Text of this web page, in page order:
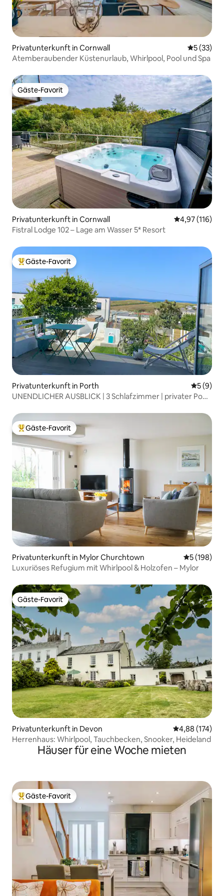
Privatunterkunft in Cornwall
5 (33)
Atemberaubender Küstenurlaub, Whirlpool, Pool und Spa
Gäste-Favorit
Gäste-Favorit
Privatunterkunft in Cornwall
4,97 (116)
Fistral Lodge 102 – Lage am Wasser 5* Resort
Beliebter Gäste-Favorit.
Gäste-Favorit
Privatunterkunft in Porth
5 (9)
UNENDLICHER AUSBLICK | 3 Schlafzimmer | privater Pool |
Beliebter Gäste-Favorit.
Gäste-Favorit
Privatunterkunft in Mylor Churchtown
5 (198)
Luxuriöses Refugium mit Whirlpool & Holzofen – Mylor
Gäste-Favorit
Gäste-Favorit
Privatunterkunft in Devon
4,88 (174)
Herrenhaus: Whirlpool, Tauchbecken, Snooker, Heideland
Häuser für eine Woche mieten
Beliebter Gäste-Favorit.
Gäste-Favorit